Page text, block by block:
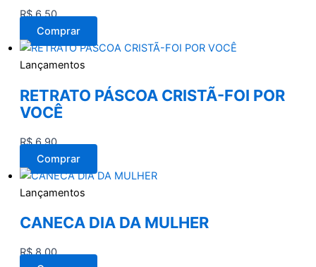
R$6,50
Comprar
Lançamentos
RETRATO PÁSCOA CRISTÃ-FOI POR
VOCÊ
R$6,90
Comprar
Lançamentos
CANECA DIA DA MULHER
R$8,00